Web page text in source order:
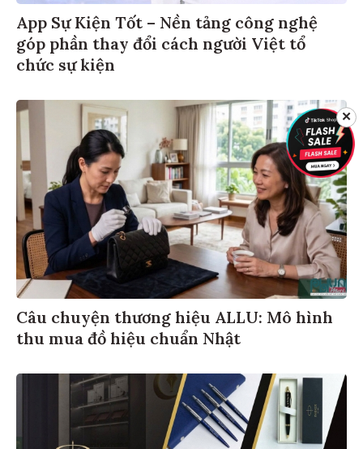
App Sự Kiện Tốt – Nền tảng công nghệ
góp phần thay đổi cách người Việt tổ
chức sự kiện
Câu chuyện thương hiệu ALLU: Mô hình
thu mua đồ hiệu chuẩn Nhật
✕